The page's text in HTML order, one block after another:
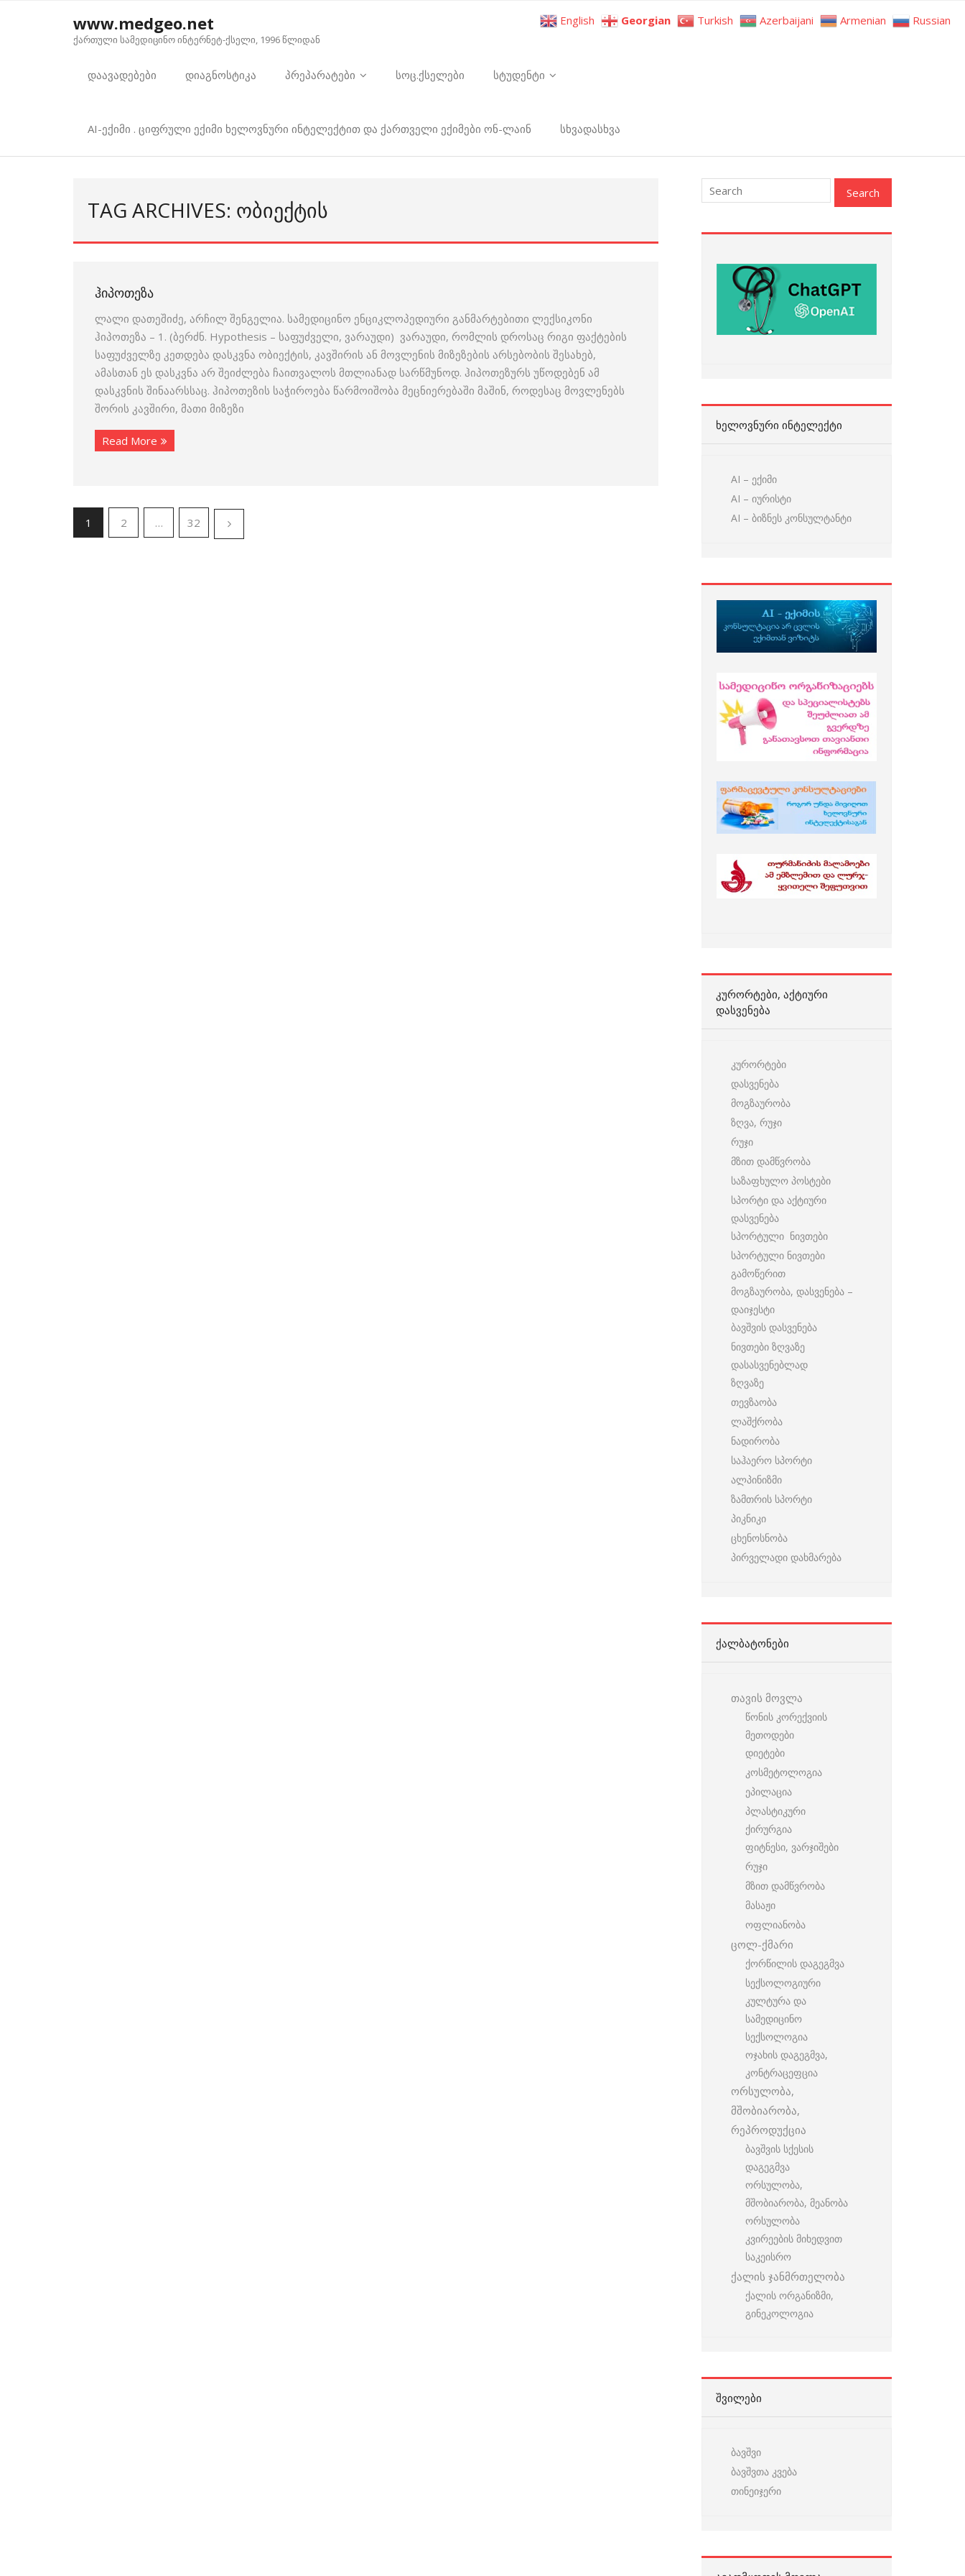
www.medgeo.net
ქართული სამედიცინო ინტერნეტ-ქსელი, 1996 წლიდან
დაავადებები დიაგნოსტიკა პრეპარატები სოც.ქსელები სტუდენტი
AI-ექიმი . ციფრული ექიმი ხელოვნური ინტელექტით და ქართველი ექიმები ონ-ლაინ სხვადასხვა
TAG ARCHIVES: ᲝᲑᲘᲔᲥᲢᲘᲡ
ᲰᲘᲞᲝᲗᲔᲖᲐ
ლალი დათეშიძე, არჩილ შენგელია. სამედიცინო ენციკლოპედიური განმარტებითი ლექსიკონი
ჰიპოთეზა – 1. (ბერძნ. Hypothesis – საფუძველი, ვარაუდი) ვარაუდი, რომლის დროსაც რიგი ფაქტების
საფუძველზე კეთდება დასკვნა ობიექტის, კავშირის ან მოვლენის მიზეზების არსებობის შესახებ,
ამასთან ეს დასკვნა არ შეიძლება ჩაითვალოს მთლიანად სარწმუნოდ. ჰიპოთეზურს უწოდებენ ამ
დასკვნის შინაარსსაც. ჰიპოთეზის საჭიროება წარმოიშობა მეცნიერებაში მაშინ, როდესაც მოვლენებს
შორის კავშირი, მათი მიზეზი
Read More
1 2 … 32
ᲮᲔᲚᲝᲕᲜᲣᲠᲘ ᲘᲜᲢᲔᲚᲔᲥᲢᲘ
AI – ექიმი
AI – იურისტი
AI – ბიზნეს კონსულტანტი
ᲙᲣᲠᲝᲠᲢᲔᲑᲘ, ᲐᲥᲢᲘᲣᲠᲘ
ᲓᲐᲡᲕᲔᲜᲔᲑᲐ
კურორტები
დასვენება
მოგზაურობა
ზღვა, რუჯი
რუჯი
მზით დამწვრობა
საზაფხულო პოსტები
სპორტი და აქტიური
დასვენება
სპორტული ნივთები
სპორტული ნივთები
გამოწერით
მოგზაურობა, დასვენება –
დაიჯესტი
ბავშვის დასვენება
ნივთები ზღვაზე
დასასვენებლად
ზღვაზე
თევზაობა
ლაშქრობა
ნადირობა
საჰაერო სპორტი
ალპინიზმი
ზამთრის სპორტი
პიკნიკი
ცხენოსნობა
პირველადი დახმარება
ᲥᲐᲚᲑᲐᲢᲝᲜᲔᲑᲘ
თავის მოვლა
წონის კორექვიის
მეთოდები
დიეტები
კოსმეტოლოგია
ეპილაცია
პლასტიკური
ქირურგია
ფიტნესი, ვარჯიშები
რუჯი
მზით დამწვრობა
მასაჟი
ოფლიანობა
ცოლ-ქმარი
ქორწილის დაგეგმვა
სექსოლოგიური
კულტურა და
სამედიცინო
სექსოლოგია
ოჯახის დაგეგმვა,
კონტრაცეფცია
ორსულობა,
მშობიარობა,
რეპროდუქცია
ბავშვის სქესის
დაგეგმვა
ორსულობა,
მშობიარობა, მეანობა
ორსულობა
კვირეების მიხედვით
საკეისრო
ქალის ჯანმრთელობა
ქალის ორგანიზმი,
გინეკოლოგია
ᲨᲕᲘᲚᲔᲑᲘ
ბავშვი
ბავშვთა კვება
თინეიჯერი
English Georgian Turkish Azerbaijani Armenian Russian